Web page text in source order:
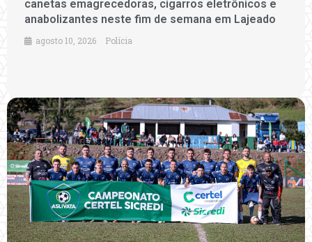
canetas emagrecedoras, cigarros eletrônicos e
anabolizantes neste fim de semana em Lajeado
agosto 10, 2026 Polícia